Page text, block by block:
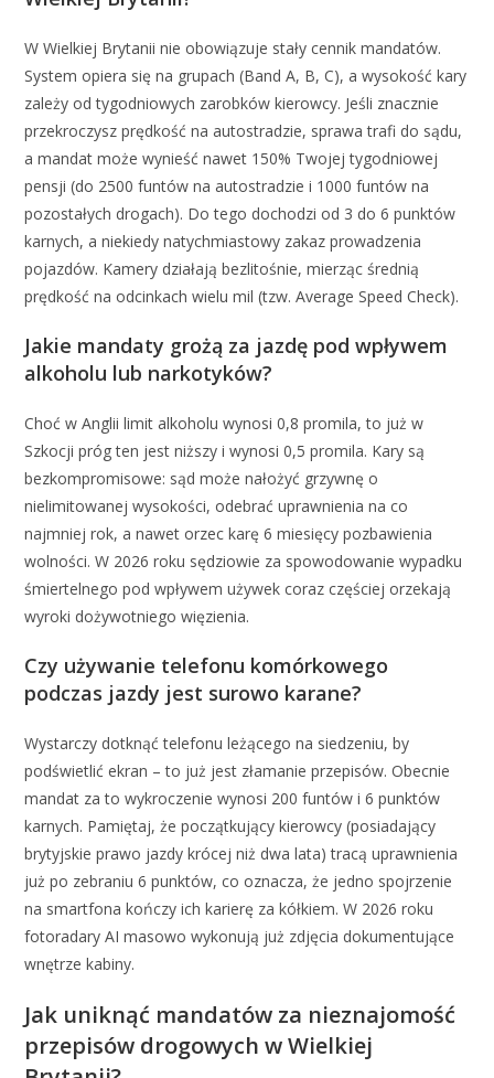
W Wielkiej Brytanii nie obowiązuje stały cennik mandatów.
System opiera się na grupach (Band A, B, C), a wysokość kary
zależy od tygodniowych zarobków kierowcy. Jeśli znacznie
przekroczysz prędkość na autostradzie, sprawa trafi do sądu,
a mandat może wynieść nawet 150% Twojej tygodniowej
pensji (do 2500 funtów na autostradzie i 1000 funtów na
pozostałych drogach). Do tego dochodzi od 3 do 6 punktów
karnych, a niekiedy natychmiastowy zakaz prowadzenia
pojazdów. Kamery działają bezlitośnie, mierząc średnią
prędkość na odcinkach wielu mil (tzw. Average Speed Check).
Jakie mandaty grożą za jazdę pod wpływem
alkoholu lub narkotyków?
Choć w Anglii limit alkoholu wynosi 0,8 promila, to już w
Szkocji próg ten jest niższy i wynosi 0,5 promila. Kary są
bezkompromisowe: sąd może nałożyć grzywnę o
nielimitowanej wysokości, odebrać uprawnienia na co
najmniej rok, a nawet orzec karę 6 miesięcy pozbawienia
wolności. W 2026 roku sędziowie za spowodowanie wypadku
śmiertelnego pod wpływem używek coraz częściej orzekają
wyroki dożywotniego więzienia.
Czy używanie telefonu komórkowego
podczas jazdy jest surowo karane?
Wystarczy dotknąć telefonu leżącego na siedzeniu, by
podświetlić ekran – to już jest złamanie przepisów. Obecnie
mandat za to wykroczenie wynosi 200 funtów i 6 punktów
karnych. Pamiętaj, że początkujący kierowcy (posiadający
brytyjskie prawo jazdy krócej niż dwa lata) tracą uprawnienia
już po zebraniu 6 punktów, co oznacza, że jedno spojrzenie
na smartfona kończy ich karierę za kółkiem. W 2026 roku
fotoradary AI masowo wykonują już zdjęcia dokumentujące
wnętrze kabiny.
Jak uniknąć mandatów za nieznajomość
przepisów drogowych w Wielkiej